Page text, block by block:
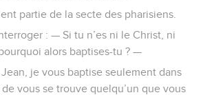
partie de la secte des pharisiens.
: — Si tu n’es ni le Christ, ni
alors baptises-tu ? —
je vous baptise seulement dans
de vous se trouve quelqu’un que vous